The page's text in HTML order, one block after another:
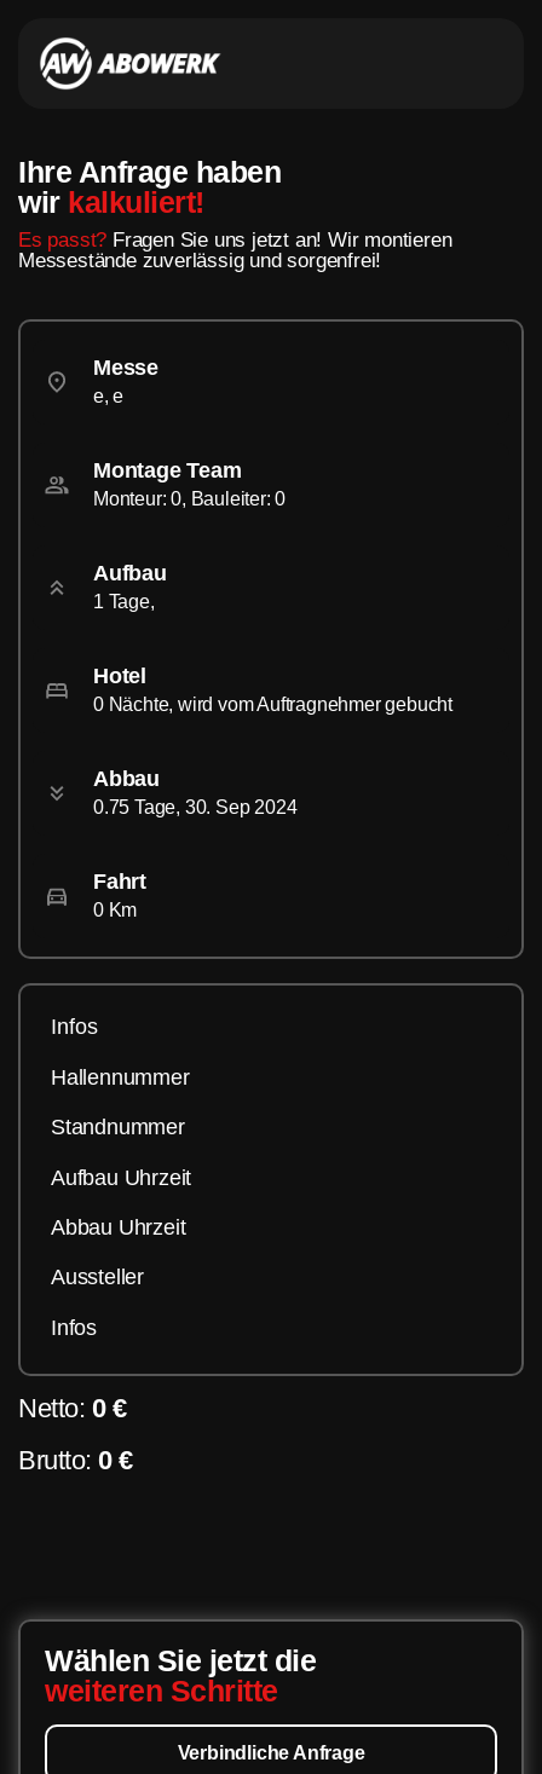
Ihre Anfrage haben
wir kalkuliert!
Es passt? Fragen Sie uns jetzt an! Wir montieren
Messestände zuverlässig und sorgenfrei!
Messe
e, e
Montage Team
Monteur: 0, Bauleiter: 0
Aufbau
1 Tage,
Hotel
0 Nächte, wird vom Auftragnehmer gebucht
Abbau
0.75 Tage, 30. Sep 2024
Fahrt
0 Km
Infos
Hallennummer
Standnummer
Aufbau Uhrzeit
Abbau Uhrzeit
Aussteller
Infos
Netto: 0 €
Brutto: 0 €
Wählen Sie jetzt die
weiteren Schritte
Verbindliche Anfrage